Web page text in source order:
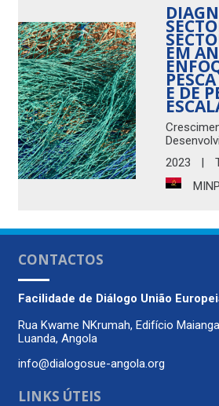
EM
E DE
2023
|
CONTACTOS
Facilidade de Diálogo União
Rua Kwame NKrumah, Edifício
Luanda, Angola
info@dialogosue-angola.org
LINKS ÚTEIS